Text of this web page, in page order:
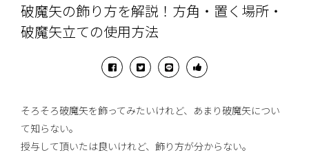
破魔矢の飾り方を解説！方角・置く場所・
破魔矢立ての使用方法
そろそろ破魔矢を飾ってみたいけれど、あまり破魔矢につい
て知らない。
授与して頂いたは良いけれど、飾り方が分からない。